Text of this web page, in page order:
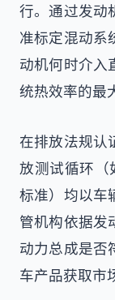
行。通过发动
准标定混动系
动机何时介入
统热效率的最
在排放法规认
放测试循环
标准）均以车
管机构依据发
动力总成是否
车产品获取市